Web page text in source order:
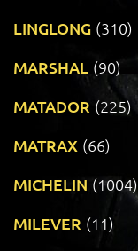
LINGLONG (310)
MARSHAL (90)
MATADOR (225)
MATRAX (66)
MICHELIN (1004)
MILEVER (11)